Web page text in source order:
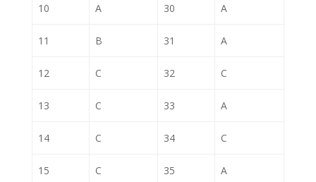
10 A 30 A
11 B 31 A
12 C 32 C
13 C 33 A
14 C 34 C
15 C 35 A